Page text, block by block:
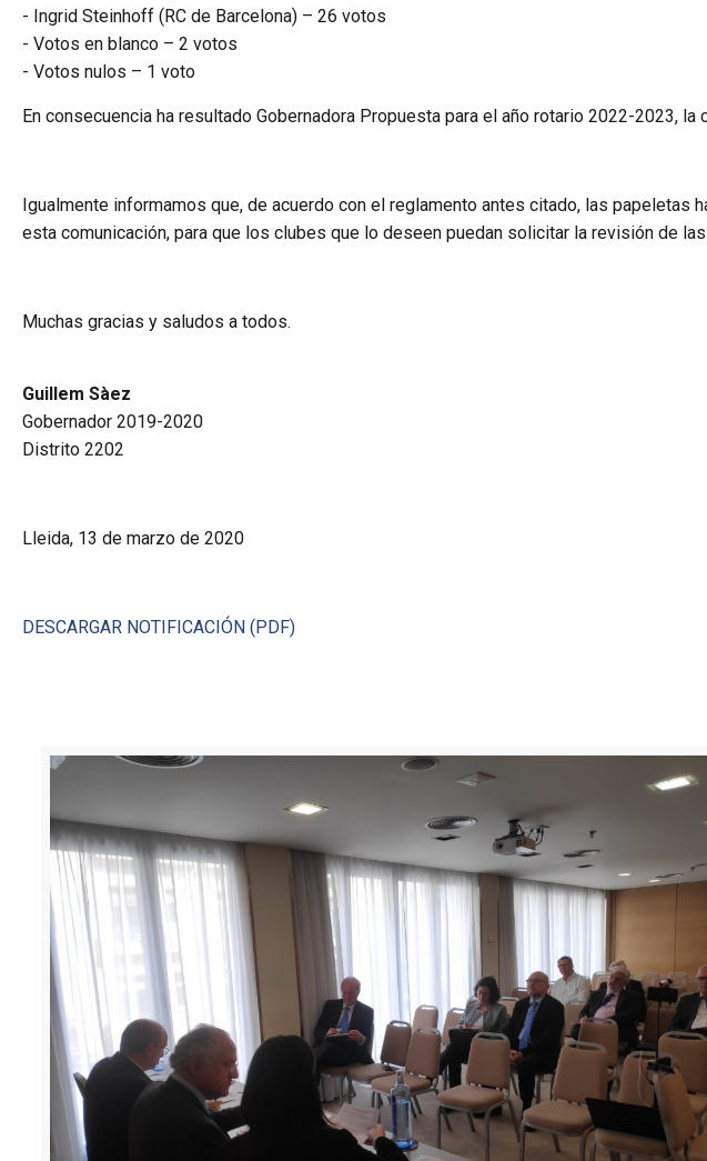
- Ingrid Steinhoff (RC de Barcelona) – 26 votos
- Votos en blanco – 2 votos
- Votos nulos – 1 voto
En consecuencia ha resultado Gobernadora Propuesta para el año rotario 2022-2023, la
Igualmente informamos que, de acuerdo con el reglamento antes citado, las
esta comunicación, para que los clubes que lo deseen puedan solicitar la revisión de
Muchas gracias y saludos a todos.
Guillem Sàez
Gobernador 2019-2020
Distrito 2202
Lleida, 13 de marzo de 2020
DESCARGAR NOTIFICACIÓN (PDF)